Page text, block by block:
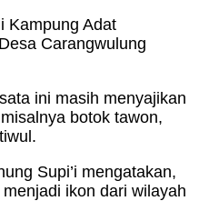
Kampung Adat
Carangwulung
ini masih menyajikan
botok tawon,
Supi’i mengatakan,
ikon dari wilayah